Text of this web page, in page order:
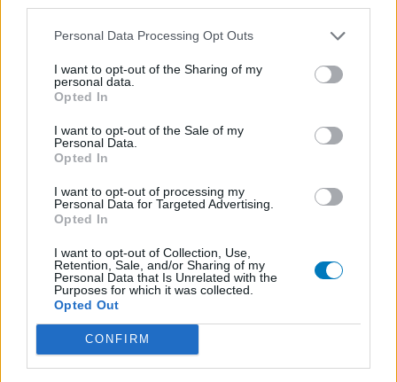
Personal Data Processing Opt Outs
I want to opt-out of the Sharing of my
personal data.
Opted In
I want to opt-out of the Sale of my
Personal Data.
Opted In
I want to opt-out of processing my
Personal Data for Targeted Advertising.
Opted In
I want to opt-out of Collection, Use,
Retention, Sale, and/or Sharing of my
Personal Data that Is Unrelated with the
Purposes for which it was collected.
Opted Out
CONFIRM
Venlafaxine (1004)
Depressie - antidepressiva overig
Pijn - morfine-achtigen
Thyrax Duotab (882)
Schildklier - hypothyroidie (traagwerkend)
Omeprazol (848)
Maagzuur - protonpompremmers
Metoprolol (817)
Bloeddruk - betablokkers
Epilepsie
Furabid (735)
Antibiotica - urineweginfectie
Mirtazapine (731)
Depressie - antidepressiva overig